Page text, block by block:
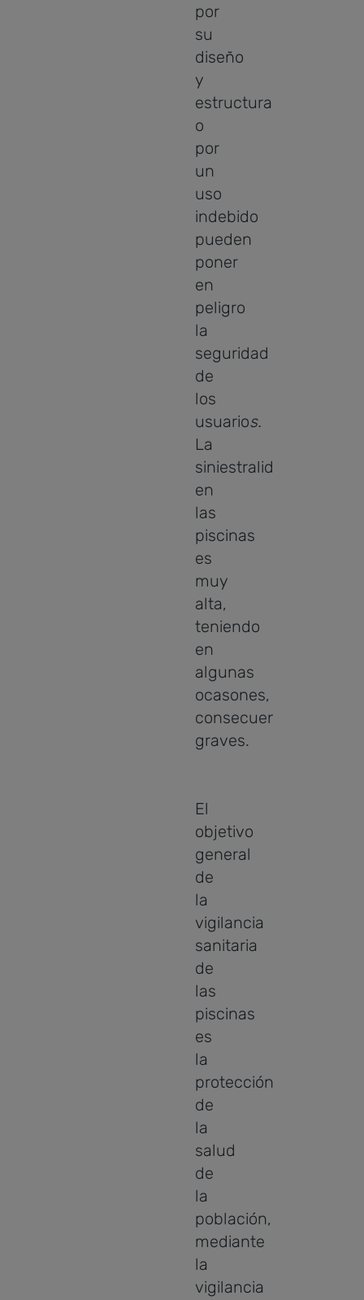
por
su
diseño
y
estructura
o
por
un
uso
indebido
pueden
poner
en
peligro
la
seguridad
de
los
usuarios.
La
siniestralidad
en
las
piscinas
es
muy
alta,
teniendo
en
algunas
ocasones,
consecuencias
graves.
El
objetivo
general
de
la
vigilancia
sanitaria
de
las
piscinas
es
la
protección
de
la
salud
de
la
población,
mediante
la
vigilancia